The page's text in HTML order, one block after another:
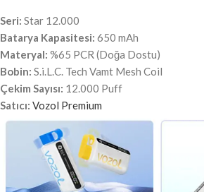
Seri: Star 12.000
Batarya Kapasitesi: 650 mAh
Materyal: %65 PCR (Doğa Dostu)
Bobin: S.i.L.C. Tech Vamt Mesh Coil
Çekim Sayısı: 12.000 Puff
Satıcı: Vozol Premium